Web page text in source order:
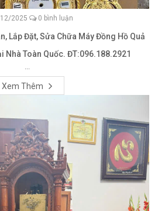
2025 0 bình luận
Lắp Đặt, Sửa Chữa Máy Đồng Hồ Quả
Nhà Toàn Quốc. ĐT:096.188.2921
Xem Thêm